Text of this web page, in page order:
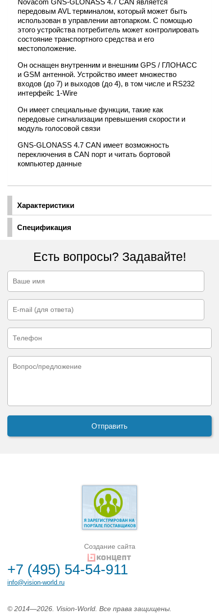
Характеристики
Спецификация
Novacom GNS-GLONASS 4.7 CAN является
передовым AVL терминалом, который может быть
использован в управлении автопарком. С помощью
этого устройства потребитель может контролировать
состояние транспортного средства и его
местоположение.
Он оснащен внутренним и внешним GPS / ГЛОНАСС
и GSM антенной. Устройство имеет множество
входов (до 7) и выходов (до 4), в том числе и RS232
интерфейс 1-Wire
Он имеет специальные функции, такие как
передовые сигнализации превышения скорости и
модуль голосовой связи
GNS-GLONASS 4.7 CAN имеет возможность
переключения в CAN порт и читать бортовой
компьютер данные
Есть вопросы? Задавайте!
Создание сайта
+7 (495) 54-54-911
info@vision-world.ru
© 2014—2026. Vision-World. Все права защищены.